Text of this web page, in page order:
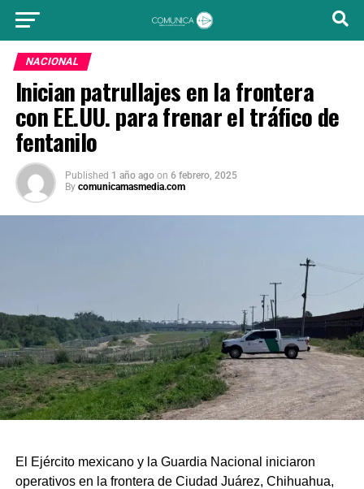
NACIONAL
Inician patrullajes en la frontera
con EE.UU. para frenar el tráfico de
fentanilo
Published 1 año ago on 6 febrero, 2025
By comunicamasmedia.com
El Ejército mexicano y la Guardia Nacional iniciaron
operativos en la frontera de Ciudad Juárez, Chihuahua,